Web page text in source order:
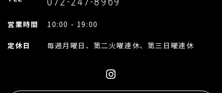
営業時間 10:00 - 19:00
定休日 毎週月曜日、第二火曜連休、第三日曜連休